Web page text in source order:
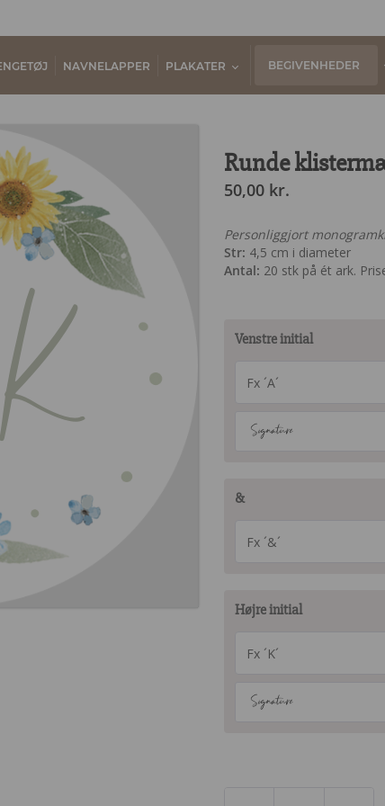
NAVNELAPPER PLAKATER BEGIVENHEDER
Runde
50,00 kr.
Personliggjort
Str: 4,5 cm i diameter
Antal: 20 stk på ét ark.
Venstre initial
Signature
&
Højre initial
Signature